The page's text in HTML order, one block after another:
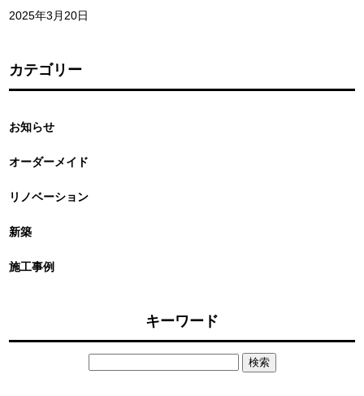
2025年3月20日
カテゴリー
お知らせ
オーダーメイド
リノベーション
新築
施工事例
キーワード